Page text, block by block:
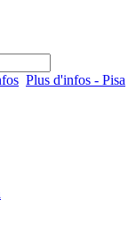
Plus d'infos - Pisa